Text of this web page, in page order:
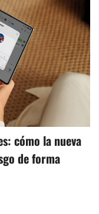
cómo la nueva
de forma